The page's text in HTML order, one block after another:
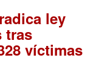
ley
tras
víctimas